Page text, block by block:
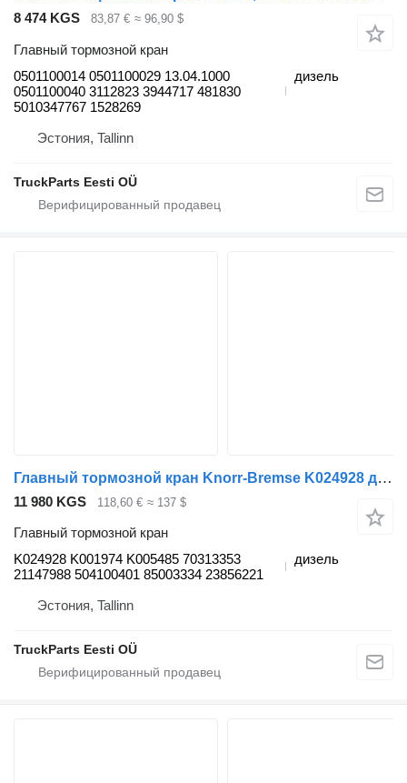
8 474 KGS 83,87 € ≈ 96,90 $
Главный тормозной кран
0501100014 0501100029 13.04.1000
0501100040 3112823 3944717 481830
5010347767 1528269
дизель
Эстония, Tallinn
TruckParts Eesti OÜ
Главный тормозной кран Knorr-Bremse K024928 для автобуса Volvo B7, B8, B9, B12 bus (2005-)
11 980 KGS 118,60 € ≈ 137 $
Главный тормозной кран
K024928 K001974 K005485 70313353
21147988 504100401 85003334 23856221
дизель
Эстония, Tallinn
TruckParts Eesti OÜ